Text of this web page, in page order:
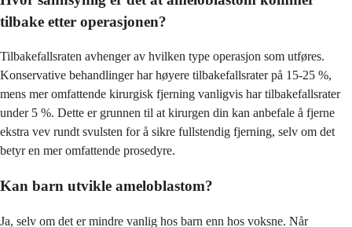
tilbake etter operasjonen?
Tilbakefallsraten avhenger av hvilken type operasjon som utføres.
Konservative behandlinger har høyere tilbakefallsrater på 15-25 %,
mens mer omfattende kirurgisk fjerning vanligvis har tilbakefallsrater
under 5 %. Dette er grunnen til at kirurgen din kan anbefale å fjerne
ekstra vev rundt svulsten for å sikre fullstendig fjerning, selv om det
betyr en mer omfattende prosedyre.
Kan barn utvikle ameloblastom?
Ja, selv om det er mindre vanlig hos barn enn hos voksne. Når